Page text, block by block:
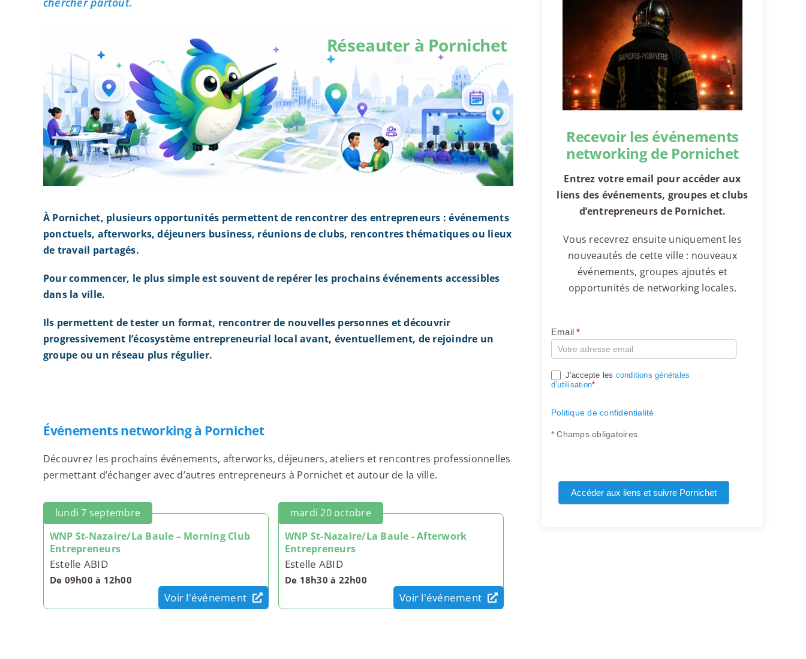
Réseauter à Pornichet
À Pornichet, plusieurs opportunités permettent de rencontrer des entrepreneurs : événements
ponctuels, afterworks, déjeuners business, réunions de clubs, rencontres thématiques ou lieux
de travail partagés.
Pour commencer, le plus simple est souvent de repérer les prochains événements accessibles
dans la ville.
Ils permettent de tester un format, rencontrer de nouvelles personnes et découvrir
progressivement l’écosystème entrepreneurial local avant, éventuellement, de rejoindre un
groupe ou un réseau plus régulier.
Événements networking à Pornichet
Découvrez les prochains événements, afterworks, déjeuners, ateliers et rencontres professionnelles
permettant d’échanger avec d’autres entrepreneurs à Pornichet et autour de la ville.
lundi 7 septembre
WNP St-Nazaire/La Baule – Morning Club
Entrepreneurs
Estelle ABID
De 09h00 à 12h00
Voir l'événement
mardi 20 octobre
WNP St-Nazaire/La Baule - Afterwork
Entrepreneurs
Estelle ABID
De 18h30 à 22h00
Voir l'événement
Recevoir les événements
networking de Pornichet
Entrez votre email pour accéder aux
liens des événements, groupes et clubs
d’entrepreneurs de Pornichet.
Vous recevrez ensuite uniquement les
nouveautés de cette ville : nouveaux
événements, groupes ajoutés et
opportunités de networking locales.
Compte
Email*
J'accepte les conditions générales
d’utilisation*
Politique de confidentialité
* Champs obligatoires
Accéder aux liens et suivre Pornichet